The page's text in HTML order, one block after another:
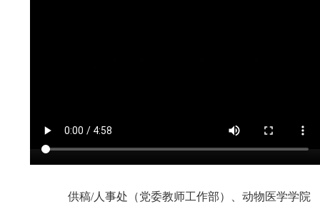
供稿/人事处（党委教师工作部）、动物医学学院